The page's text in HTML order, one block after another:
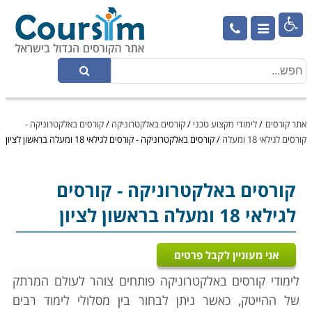

אתר קורסים /לימודי מקצוע טכני /קורסים באלקטרוניקה /קורסים באלקטרוניקה -
קורסים לגילאי 18 ומעלה
/קורסים באלקטרוניקה - קורסים לגילאי 18 ומעלה בראשון לציון
קורסים באלקטרוניקה - קורסים
לגילאי 18 ומעלה בראשון לציון
אני מעוניין לקבל פרטים
לימודי קורסים באלקטרוניקה פותחים צוהר לעולם המרתק
של ההייטק, כאשר ניתן לבחור בין מסלולי לימוד רבים